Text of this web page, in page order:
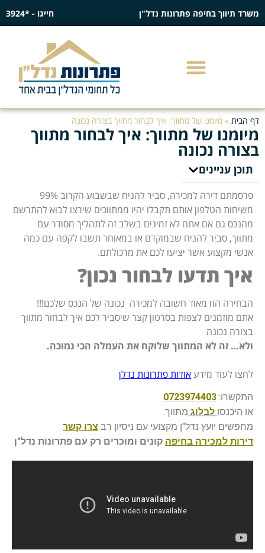
משרד תיווך בחיפה פתרונות נדל"ן חייגו - *3924
דף הבית » מיומנו של מתווך: איך לבחור מתווך בצורה נכונה
מיומנו של מתווך: איך לבחור מתווך
בצורה נכונה
תוכן עניינים
פרסמתם דירה למכירה, סביר להניח שבשבוע הקרוב 99%
משיחות הטלפון אותם תקבלו יהיו ממתווכים שירצו לבוא להתרשם
מהנכס גם אם אתם לא זמינים בשלב זה לתהליך מסודר עם
מתווך, סביר להניח שבמוקדם או במאוחר תשבו לקפה עם כמה
אנשי מקצוע אשר יציעו לכם את מרכולתם.
איך תדעו לבחור נכון?
הבחירה הזו מאוד חשובה למכירה נכונה של הנכס שלכם!!!
אתם מוזמנים לצפות בסרטון קצר שיסביר לכם איך לבחור מתווך
בצורה נכונה
ולא… זה לא המתווך שלוקח את העמלה הכי נמוכה.
לחצו לעוד מידעאודות פתרונות נדלן
התקשרו: 0723974403
או היכנסו לבלוג מתווך.
מחפשים יועץ נדל"ן מקצועי עם ניסיון רב צרו קשר
דירות למכירה בחיפה קונים ומוכרים רק עם פתרונות נדל"ן